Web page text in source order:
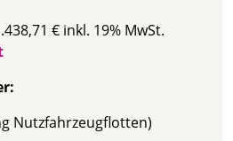
€ inkl. 19% MwSt.
Nutzfahrzeugflotten)